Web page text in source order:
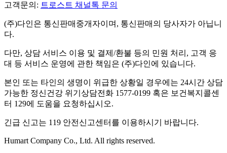
고객문의: 트로스트 채널톡 문의
(주)다인은 통신판매중개자이며, 통신판매의 당사자가 아닙니
다.
다만, 상담 서비스 이용 및 결제/환불 등의 민원 처리, 고객 응
대 등 서비스 운영에 관한 책임은 (주)다인에 있습니다.
본인 또는 타인의 생명이 위급한 상황일 경우에는 24시간 상담
가능한 정신건강 위기상담전화 1577-0199 혹은 보건복지콜센
터 129에 도움을 요청하십시오.
긴급 신고는 119 안전신고센터를 이용하시기 바랍니다.
Humart Company Co., Ltd. All rights reserved.